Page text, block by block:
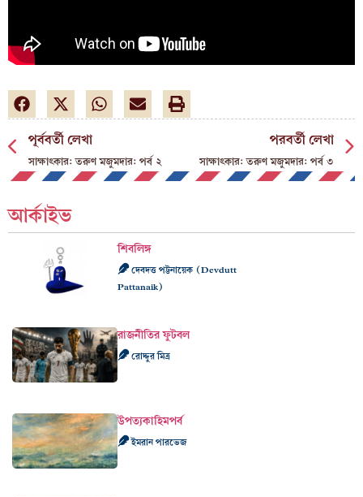
পূর্ববর্তী লেখা
সাক্ষাৎকার: তরুণ মজুমদার: পর্ব ২
পরবর্তী লেখা
সাক্ষাৎকার: তরুণ মজুমদার: পর্ব ৩
আর্কাইভ
শিবলিঙ্গ
দেবদত্ত পট্টনায়েক (Devdutt
Pattanaik)
রাজনীতির ফুটবল
রোদ্দুর মিত্র
উপত্যকাহিমপর্ব
ইমরান পারভেজ